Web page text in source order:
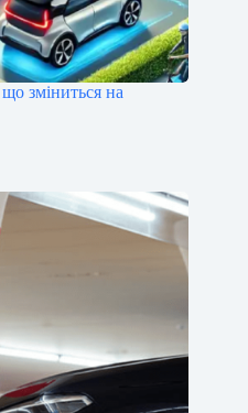
зміниться на